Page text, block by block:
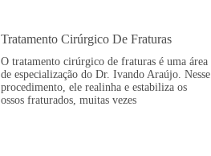
Tratamento Cirúrgico De Fraturas
O tratamento cirúrgico de fraturas é uma área
de especialização do Dr. Ivando Araújo. Nesse
procedimento, ele realinha e estabiliza os
ossos fraturados, muitas vezes